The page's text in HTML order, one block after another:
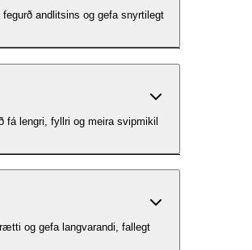
andlitsins og gefa snyrtilegt
fá lengri, fyllri og meira svipmikil
og gefa langvarandi, fallegt